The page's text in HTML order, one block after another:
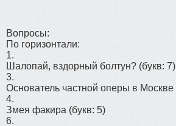
Вопросы:
По горизонтали:
1.
Шалопай, вздорный болтун? (букв: 7)
3.
Основатель частной оперы в Москве
4.
Змея факира (букв: 5)
6.